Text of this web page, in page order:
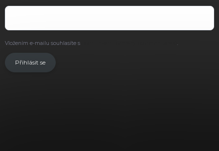
Vložením e-mailu souhlasíte s .
Přihlásit se